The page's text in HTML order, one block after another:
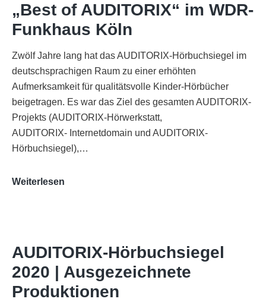
„Best of AUDITORIX“ im WDR-
Funkhaus Köln
Zwölf Jahre lang hat das AUDITORIX-Hörbuchsiegel im
deutschsprachigen Raum zu einer erhöhten
Aufmerksamkeit für qualitätsvolle Kinder-Hörbücher
beigetragen. Es war das Ziel des gesamten AUDITORIX-
Projekts (AUDITORIX-Hörwerkstatt,
AUDITORIX- Internetdomain und AUDITORIX-
Hörbuchsiegel),…
Weiterlesen
Funkhaus
Köln
AUDITORIX-Hörbuchsiegel
2020 | Ausgezeichnete
Produktionen